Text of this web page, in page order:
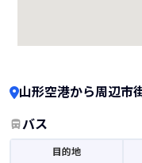
山形空港から周辺市
バス
目的地